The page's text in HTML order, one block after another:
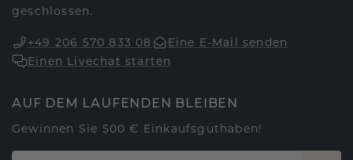
geschlossen.
+49 206 570 833 08
Eine E-Mail senden
Einen Livechat starten
AUF DEM LAUFENDEN BLEIBEN
Gewinnen Sie 500 € Einkaufsguthaben!